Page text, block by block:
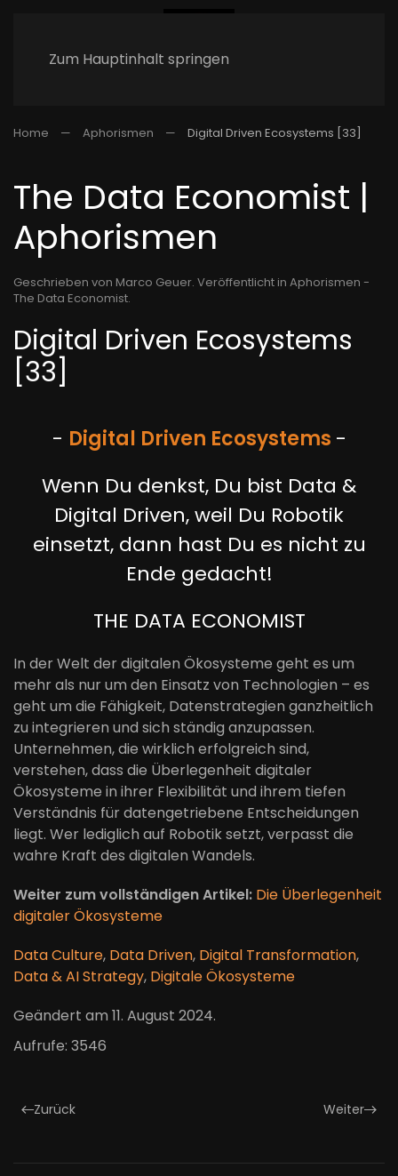
Zum Hauptinhalt springen
Home Aphorismen Digital Driven Ecosystems [33]
The Data Economist |
Aphorismen
Geschrieben von Marco Geuer. Veröffentlicht in Aphorismen -
The Data Economist.
Digital Driven Ecosystems
[33]
- Digital Driven Ecosystems -
Wenn Du denkst, Du bist Data &
Digital Driven, weil Du Robotik
einsetzt, dann hast Du es nicht zu
Ende gedacht!
THE DATA ECONOMIST
In der Welt der digitalen Ökosysteme geht es um
mehr als nur um den Einsatz von Technologien – es
geht um die Fähigkeit, Datenstrategien ganzheitlich
zu integrieren und sich ständig anzupassen.
Unternehmen, die wirklich erfolgreich sind,
verstehen, dass die Überlegenheit digitaler
Ökosysteme in ihrer Flexibilität und ihrem tiefen
Verständnis für datengetriebene Entscheidungen
liegt. Wer lediglich auf Robotik setzt, verpasst die
wahre Kraft des digitalen Wandels.
Weiter zum vollständigen Artikel: Die Überlegenheit
digitaler Ökosysteme
Data Culture, Data Driven, Digital Transformation,
Data & AI Strategy, Digitale Ökosysteme
Geändert am 11. August 2024.
Aufrufe: 3546
Zurück Weiter